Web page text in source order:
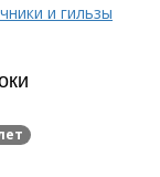
и гильзы